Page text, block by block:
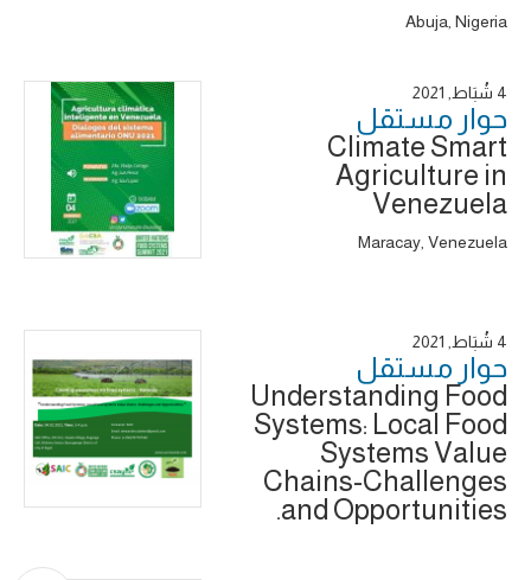
Abuja, Nigeria
4 شُبَاط, 2021
حوار ‎مستقل
Climate Smart
Agriculture in
Venezuela
Maracay, Venezuela
4 شُبَاط, 2021
حوار ‎مستقل
Understanding Food
Systems: Local Food
Systems Value
Chains-Challenges
and Opportunities.